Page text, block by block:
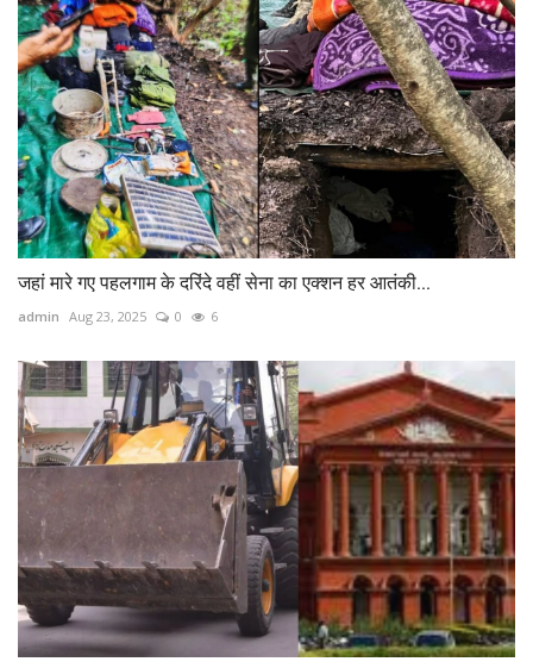
जहां मारे गए पहलगाम के दरिंदे वहीं सेना का एक्‍शन हर आतंकी...
admin Aug 23, 2025 0 6